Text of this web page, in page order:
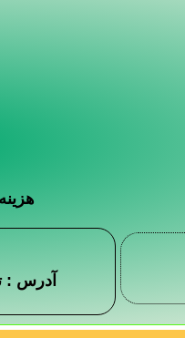
آدرس :